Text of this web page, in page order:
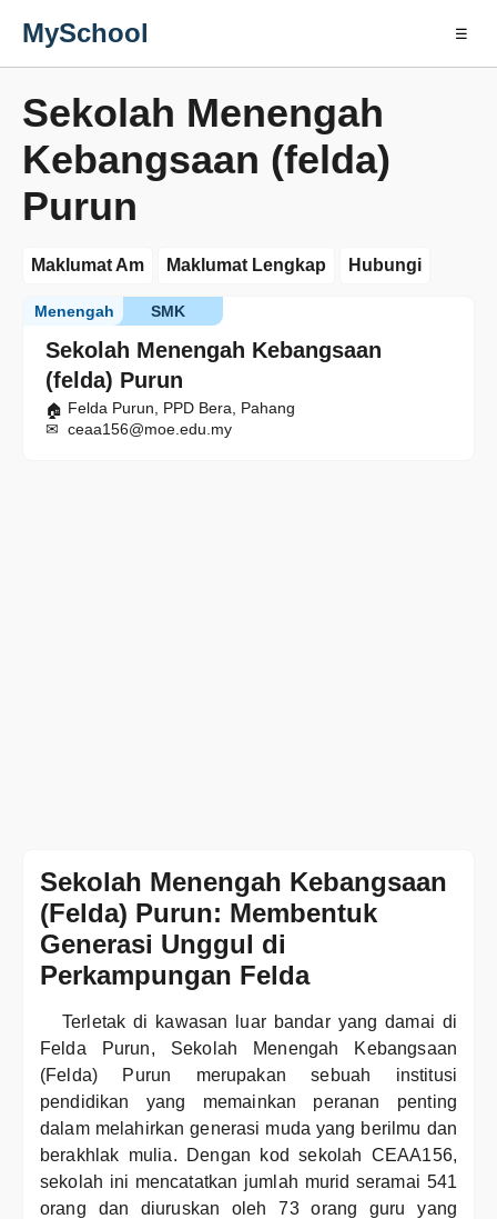
MySchool ☰
Sekolah Menengah
Kebangsaan (felda)
Purun
Maklumat Am Maklumat Lengkap Hubungi
Sekolah Menengah Kebangsaan
(felda) Purun
SMK
Menengah
Felda Purun, PPD Bera, Pahang
ceaa156@moe.edu.my
Sekolah Menengah Kebangsaan
(Felda) Purun: Membentuk
Generasi Unggul di
Perkampungan Felda
Terletak di kawasan luar bandar yang damai di
Felda Purun, Sekolah Menengah Kebangsaan
(Felda) Purun merupakan sebuah institusi
pendidikan yang memainkan peranan penting
dalam melahirkan generasi muda yang berilmu dan
berakhlak mulia. Dengan kod sekolah CEAA156,
sekolah ini mencatatkan jumlah murid seramai 541
orang dan diuruskan oleh 73 orang guru yang